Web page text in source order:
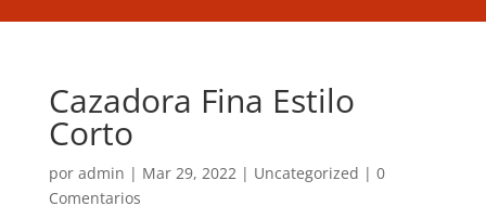
Cazadora Fina Estilo
Corto
por admin | Mar 29, 2022| Uncategorized | 0
Comentarios